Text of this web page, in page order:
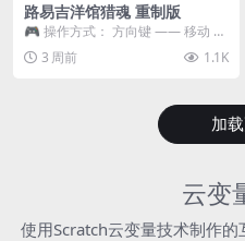
路易吉洋馆猎魂 重制版
🎮 操作方式： 方向键 —— 移动 &
跳跃 空格 —— 打开宝箱 将你...
3 周前 1.1K
加
云变
使用Scratch云变量技术制作